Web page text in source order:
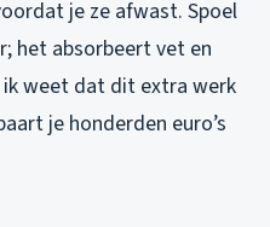
je ze afwast. Spoel
het absorbeert vet en
weet dat dit extra werk
je honderden euro’s